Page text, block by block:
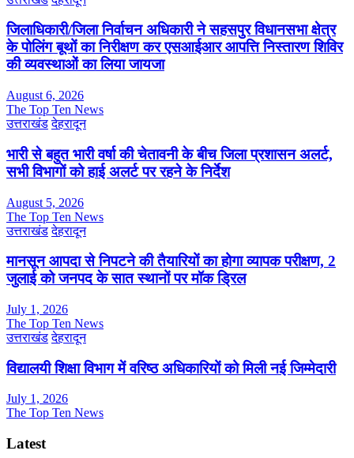
जिलाधिकारी/जिला निर्वाचन अधिकारी ने सहसपुर विधानसभा क्षेत्र
के पोलिंग बूथों का निरीक्षण कर एसआईआर आपत्ति निस्तारण शिविर
की व्यवस्थाओं का लिया जायजा
August 6, 2026
The Top Ten News
उत्तराखंड देहरादून
भारी से बहुत भारी वर्षा की चेतावनी के बीच जिला प्रशासन अलर्ट,
सभी विभागों को हाई अलर्ट पर रहने के निर्देश
August 5, 2026
The Top Ten News
उत्तराखंड देहरादून
मानसून आपदा से निपटने की तैयारियों का होगा व्यापक परीक्षण, 2
जुलाई को जनपद के सात स्थानों पर मॉक ड्रिल
July 1, 2026
The Top Ten News
उत्तराखंड देहरादून
विद्यालयी शिक्षा विभाग में वरिष्ठ अधिकारियों को मिली नई जिम्मेदारी
July 1, 2026
The Top Ten News
Latest